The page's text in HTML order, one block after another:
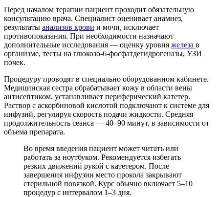
Перед началом терапии пациент проходит обязательную
консультацию врача. Специалист оценивает анамнез,
результаты анализов крови и мочи, исключает
противопоказания. При необходимости назначают
дополнительные исследования — оценку уровня железа в
организме, тесты на глюкозо-6-фосфатдегидрогеназы, УЗИ
почек.
Процедуру проводят в специально оборудованном кабинете.
Медицинская сестра обрабатывает кожу в области вены
антисептиком, устанавливает периферический катетер.
Раствор с аскорбиновой кислотой подключают к системе для
инфузий, регулируя скорость подачи жидкости. Средняя
продолжительность сеанса — 40–90 минут, в зависимости от
объема препарата.
Во время введения пациент может читать или
работать за ноутбуком. Рекомендуется избегать
резких движений рукой с катетером. После
завершения инфузии место прокола закрывают
стерильной повязкой. Курс обычно включает 5–10
процедур с интервалом 1–3 дня.